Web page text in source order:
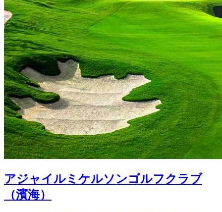
アジャイルミケルソンゴルフクラブ
（濱海）